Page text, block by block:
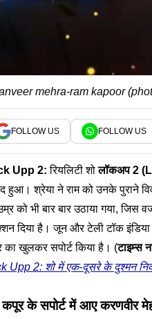
mehra-ram kapoor
FOLLOW US FOLLOW US
Upp 2:रियलिटी शोलॉकअप 2
हुआ। श्रेया ने राम को उनके पुराने
को भी बार बार उठाया गया, जिस
दिया है। जून और टेली टॉक
का खुलकर सपोर्ट किया है। (टाइम्स
Upp 2: शो में एक-दूसरे के दुश्मन
कपूर के सपोर्ट में आए करणवीर